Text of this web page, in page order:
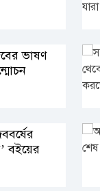
ভাষণ
বইয়ের